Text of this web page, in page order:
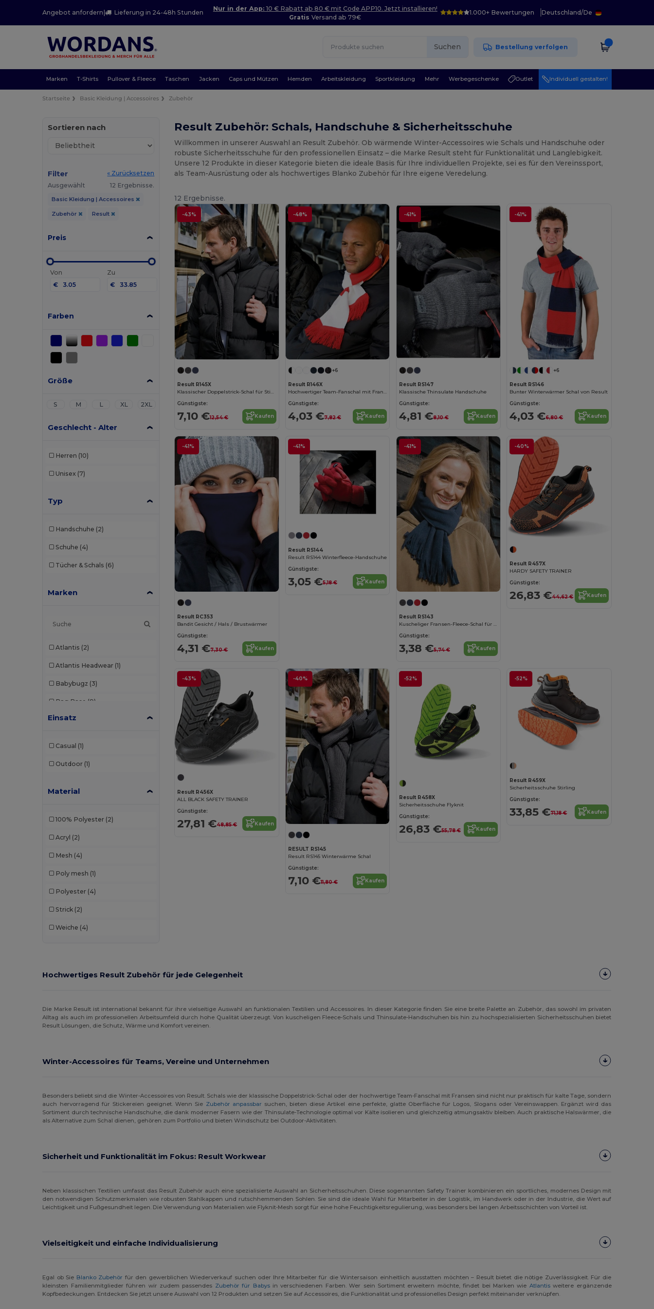
Angebot anfordern | Lieferung in 24-48h Stunden
Nur in der App: 10 € Rabatt ab 80 € mit Code APP10. Jetzt installieren!
GratisVersand ab 79€
1.000+ Bewertungen Deutschland/De
Suchen Bestellung verfolgen
Marken T-Shirts Pullover & Fleece Taschen Jacken Caps und Mützen Hemden Arbeitskleidung Sportkleidung Mehr Werbegeschenke Outlet Individuell gestalten!
Startseite Basic Kleidung | Accessoires Zubehör
Sortieren nach
Filter
« Zurücksetzen
Ausgewählt
12 Ergebnisse.
Basic Kleidung | Accessoires
Zubehör Result
Preis
Von
€
Zu
€
Farben
Größe
S M L XL 2XL
Geschlecht - Alter
Herren (10)
Unisex (7)
Typ
Handschuhe (2)
Schuhe (4)
Tücher & Schals (6)
Marken
Atlantis (2)
Atlantis Headwear (1)
Babybugz (3)
Bag Base (9)
Bagbase
Build Your Brand
Herock (10)
Just Cool (1)
K-up (32)
Kariban Premium (5)
Kimood (22)
Korntex (4)
Malfini (2)
Mumbles (5)
Neoblu (4)
Paredes (2)
Premier (7)
Proact (10)
Einsatz
Casual (1)
Outdoor (1)
Material
100% Polyester (2)
Acryl (2)
Mesh (4)
Poly mesh (1)
Polyester (4)
Strick (2)
Weiche (4)
Result Zubehör: Schals, Handschuhe & Sicherheitsschuhe
Willkommen in unserer Auswahl an Result Zubehör. Ob wärmende Winter-Accessoires wie Schals und Handschuhe oder
robuste Sicherheitsschuhe für den professionellen Einsatz – die Marke Result steht für Funktionalität und Langlebigkeit.
Unsere 12 Produkte in dieser Kategorie bieten die ideale Basis für Ihre individuellen Projekte, sei es für den Vereinssport,
als Team-Ausrüstung oder als hochwertiges Blanko Zubehör für Ihre eigene Veredelung.
12 Ergebnisse.
-43%
Result R145X
Klassischer Doppelstrick-Schal für Stickerei
Günstigste:
7,10 €12,54 € Kaufen
-48%
+6
Result R146X
Hochwertiger Team-Fanschal mit Fransen
Günstigste:
4,03 €7,82 € Kaufen
-41%
Result RS147
Klassische Thinsulate Handschuhe
Günstigste:
4,81 €8,10 € Kaufen
-41%
+6
Result RS146
Bunter Winterwärmer Schal von Result
Günstigste:
4,03 €6,80 € Kaufen
-41%
Result RC353
Bandit Gesicht / Hals / Brustwärmer
Günstigste:
4,31 €7,30 € Kaufen
-41%
Result RS144
Result RS144 Winterfleece-Handschuhe
Günstigste:
3,05 €5,18 € Kaufen
-41%
Result RS143
Kuscheliger Fransen-Fleece-Schal für kalte Tage
Günstigste:
3,38 €5,74 € Kaufen
-40%
Result R457X
HARDY SAFETY TRAINER
Günstigste:
26,83 €44,62 € Kaufen
-43%
Result R456X
ALL BLACK SAFETY TRAINER
Günstigste:
27,81 €48,85 € Kaufen
-40%
RESULT RS145
Result RS145 Winterwärme Schal
Günstigste:
7,10 €11,80 € Kaufen
-52%
Result R458X
Sicherheitsschuhe Flyknit
Günstigste:
26,83 €55,78 € Kaufen
-52%
Result R459X
Sicherheitsschuhe Stirling
Günstigste:
33,85 €71,18 € Kaufen
Hochwertiges Result Zubehör für jede Gelegenheit
Die Marke Result ist international bekannt für ihre vielseitige Auswahl an funktionalen Textilien und Accessoires. In dieser Kategorie finden Sie eine breite Palette an Zubehör, das sowohl im privaten
Alltag als auch im professionellen Arbeitsumfeld durch hohe Qualität überzeugt. Von kuscheligen Fleece-Schals und Thinsulate-Handschuhen bis hin zu hochspezialisierten Sicherheitsschuhen bietet
Result Lösungen, die Schutz, Wärme und Komfort vereinen.
Winter-Accessoires für Teams, Vereine und Unternehmen
Besonders beliebt sind die Winter-Accessoires von Result. Schals wie der klassische Doppelstrick-Schal oder der hochwertige Team-Fanschal mit Fransen sind nicht nur praktisch für kalte Tage, sondern
auch hervorragend für Stickereien geeignet. Wenn Sie Zubehör anpassbar suchen, bieten diese Artikel eine perfekte, glatte Oberfläche für Logos, Slogans oder Vereinswappen. Ergänzt wird das
Sortiment durch technische Handschuhe, die dank moderner Fasern wie der Thinsulate-Technologie optimal vor Kälte isolieren und gleichzeitig atmungsaktiv bleiben. Auch praktische Halswärmer, die
als Alternative zum Schal dienen, gehören zum Portfolio und bieten Windschutz bei Outdoor-Aktivitäten.
Sicherheit und Funktionalität im Fokus: Result Workwear
Neben klassischen Textilien umfasst das Result Zubehör auch eine spezialisierte Auswahl an Sicherheitsschuhen. Diese sogenannten Safety Trainer kombinieren ein sportliches, modernes Design mit
den notwendigen Schutzmerkmalen wie robusten Stahlkappen und rutschhemmenden Sohlen. Sie sind die ideale Wahl für Mitarbeiter in der Logistik, im Handwerk oder in der Industrie, die Wert auf
Leichtigkeit und Fußgesundheit legen. Die Verwendung von Materialien wie Flyknit-Mesh sorgt für eine hohe Feuchtigkeitsregulierung, was besonders bei langen Arbeitsschichten von Vorteil ist.
Vielseitigkeit und einfache Individualisierung
Egal ob Sie Blanko Zubehör für den gewerblichen Wiederverkauf suchen oder Ihre Mitarbeiter für die Wintersaison einheitlich ausstatten möchten – Result bietet die nötige Zuverlässigkeit. Für die
kleinsten Familienmitglieder führen wir zudem passendes Zubehör für Babysin verschiedenen Farben. Wer sein Sortiment erweitern möchte, findet bei Marken wie Atlantisweitere ergänzende
Kopfbedeckungen. Entdecken Sie jetzt unsere Auswahl von 12 Produkten und setzen Sie auf Accessoires, die Funktionalität und professionelles Design perfekt miteinander verknüpfen.